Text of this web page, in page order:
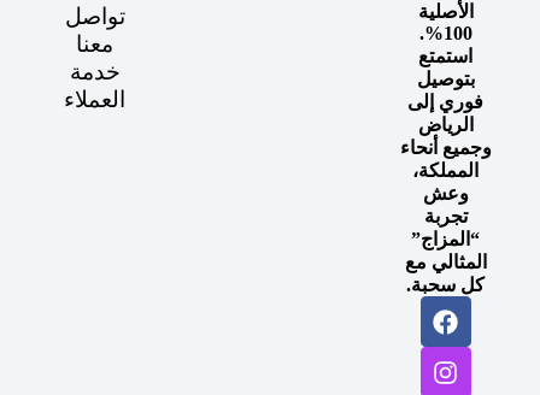
الأصلية
100%.
استمتع
بتوصيل
فوري إلى
الرياض
وجميع أنحاء
المملكة،
وعش
تجربة
“المزاج”
المثالي مع
كل سحبة.
تواصل
معنا
خدمة
العملاء